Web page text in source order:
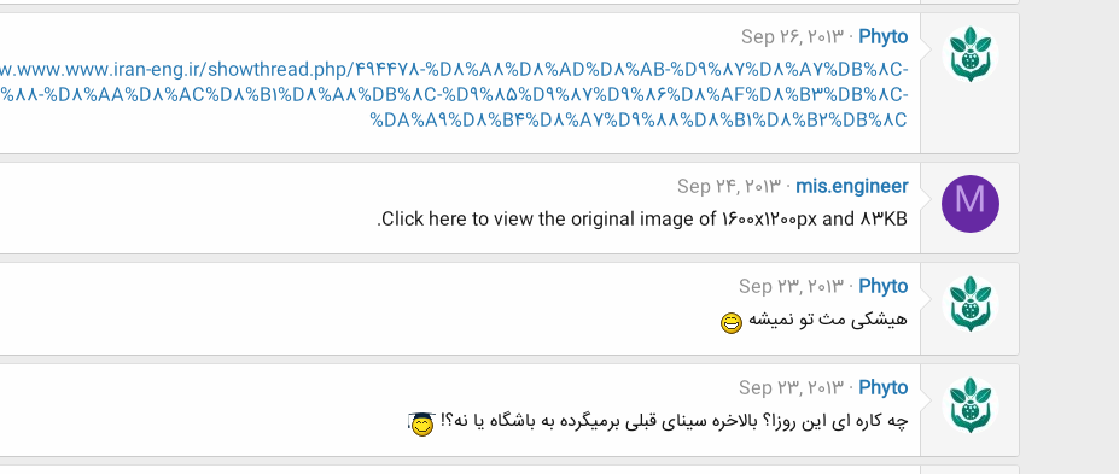
Phyto
Sep 26, 2013
eng.ir/showthread.php/494478-%D8%A8%D8%AD%D8%AB-%D9%87%D8%A7%DB%8C-
%D8%AA%D8%AC%D8%B1%D8%A8%DB%8C-%D9%85%D9%87%D9%86%D8%AF%D8%B3%DB%8C-
%DA%A9%D8%B4%D8%A7%D9%88%D8%B1%D8%B2%DB%8C
M
mis.engineer
Sep 24, 2013
Click here to view the original image of 1600x1200px and 83KB.
Phyto
Sep 23, 2013
هیشکی مث تو نمیشه
Phyto
Sep 23, 2013
چه کاره ای این روزا؟ بالاخره سینای قبلی برمیگرده به باشگاه یا نه؟!